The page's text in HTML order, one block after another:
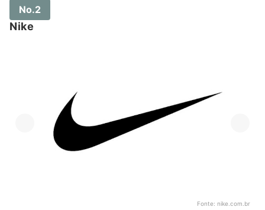
No.2
Nike
Fonte: nike.com.br